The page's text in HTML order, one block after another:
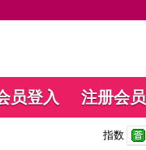
员登入 注册会员
指数